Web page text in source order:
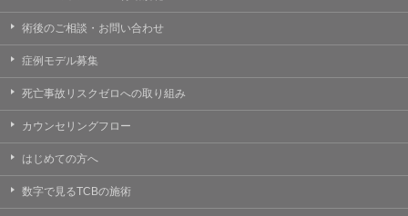
術後のご相談・お問い合わせ
症例モデル募集
死亡事故リスクゼロへの取り組み
カウンセリングフロー
はじめての方へ
数字で見るTCBの施術